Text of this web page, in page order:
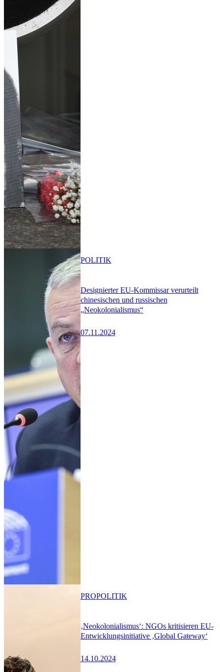
Designierter EU-Kommissar verurteilt
chinesischen und russischen
„Neokolonialismus“
07.11.2024
POLITIK
‚Neokolonialismus‘: NGOs kritisieren EU-
Entwicklungsinitiative ‚Global Gateway‘
14.10.2024
PROPOLITIK